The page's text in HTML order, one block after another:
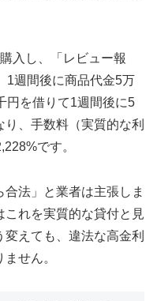
入し、「レビュー報
1週間後に商品代金5万
円を借りて1週間後に5
、手数料（実質的な利
です。
合法」と業者は主張しま
れを実質的な貸付と見
えても、違法な高金利
せん。